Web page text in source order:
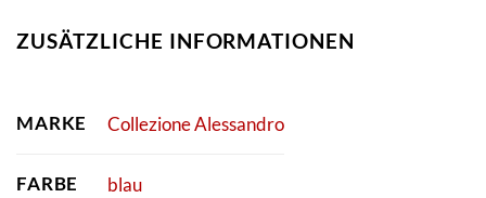
ZUSÄTZLICHE INFORMATIONEN
MARKE Collezione Alessandro
FARBE blau